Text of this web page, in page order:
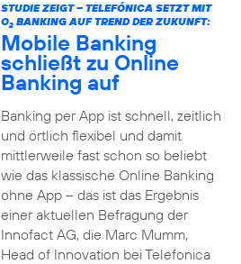
STUDIE ZEIGT – TELEFÓNICA SETZT MIT
O2BANKING AUF TREND DER ZUKUNFT:
Mobile Banking
schließt zu Online
Banking auf
Banking per App ist schnell, zeitlich
und örtlich flexibel und damit
mittlerweile fast schon so beliebt
wie das klassische Online Banking
ohne App – das ist das Ergebnis
einer aktuellen Befragung der
Innofact AG, die Marc Mumm,
Head of Innovation bei Telefonica